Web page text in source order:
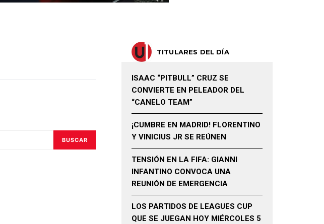
BUSCAR
TITULARES DEL DÍA
ISAAC “PITBULL” CRUZ SE
CONVIERTE EN PELEADOR DEL
“CANELO TEAM”
¡CUMBRE EN MADRID! FLORENTINO
Y VINICIUS JR SE REÚNEN
TENSIÓN EN LA FIFA: GIANNI
INFANTINO CONVOCA UNA
REUNIÓN DE EMERGENCIA
LOS PARTIDOS DE LEAGUES CUP
QUE SE JUEGAN HOY MIÉRCOLES 5